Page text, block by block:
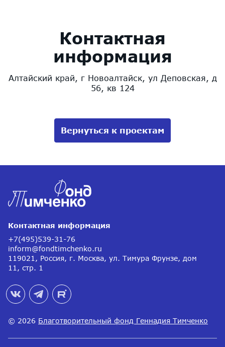
Контактная
информация
Алтайский край, г Новоалтайск, ул Деповская, д
56, кв 124
Вернуться к проектам
Контактная информация
+7(495)539-31-76
inform@fondtimchenko.ru
119021, Россия, г. Москва, ул. Тимура Фрунзе, дом
11, стр. 1
© 2026 Благотворительный фонд Геннадия Тимченко